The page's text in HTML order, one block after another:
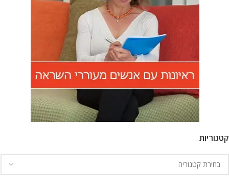
קטגוריות